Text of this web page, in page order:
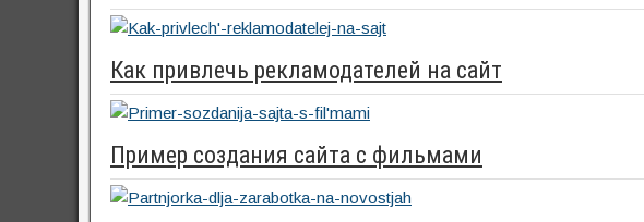
Как привлечь рекламодателей на сайт
Пример создания сайта с фильмами